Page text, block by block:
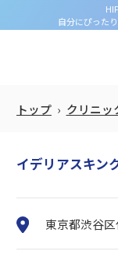
自分にぴった
トップ クリニッ
イデリアスキン
東京都渋谷